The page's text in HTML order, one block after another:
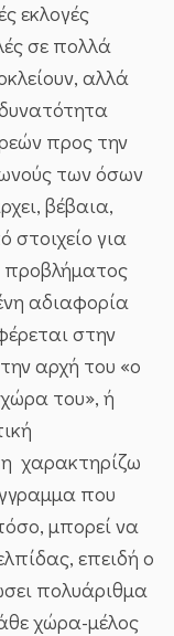
εκλογές
σε πολλά
αλλά
προς την
των όσων
βέβαια,
για
προβλήματος
αδιαφορία
στην
αρχή του «ο
του», ή
χαρακτηρίζω
που
μπορεί να
επειδή ο
πολυάριθμα
χώρα-μέλος